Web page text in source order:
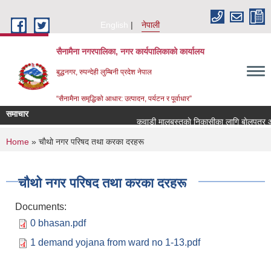
English
नेपाली
सैनामैना नगरपालिका, नगर कार्यपालिकाको कार्यालय
बुद्धनगर, रुपन्देही लुम्बिनी प्रदेश नेपाल
“सैनामैना समृद्धिको आधार: उत्पादन, पर्यटन र पूर्वाधार”
समाचार
कवाडी मालबस्तुकाे निकासीका लागि बाेलपत्र
You are here
Home » चाैथाे नगर परिषद तथा करका दरहरू
चाैथाे नगर परिषद तथा करका दरहरू
Documents:
0 bhasan.pdf
1 demand yojana from ward no 1-13.pdf